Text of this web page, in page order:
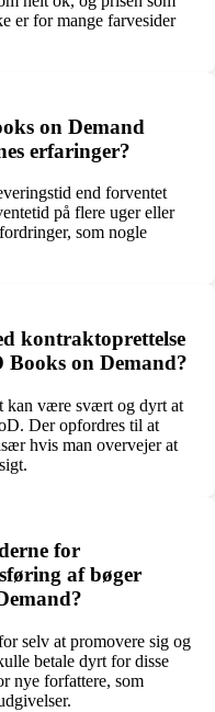
er for mange farvesider
on Demand
erfaringer?
end forventet
på flere uger eller
som nogle
kontraktoprettelse
on Demand?
kan være svært og dyrt at
Der opfordres til at
hvis man overvejer at
for
af bøger
selv at promovere sig og
betale dyrt for disse
nye forfattere, som